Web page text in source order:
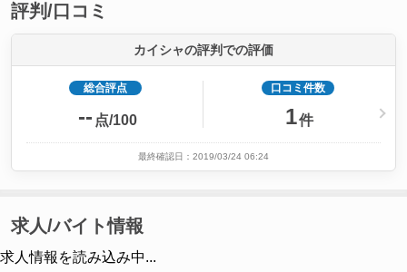
評判/口コミ
カイシャの評判での評価
総合評点
-- 点/100
口コミ件数
1件
最終確認日：2019/03/24 06:24
求人/バイト情報
求人情報を読み込み中...